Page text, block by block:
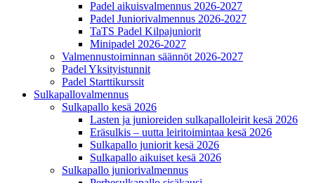
Padel aikuisvalmennus 2026-2027
Padel Juniorivalmennus 2026-2027
TaTS Padel Kilpajuniorit
Minipadel 2026-2027
Valmennustoiminnan säännöt 2026-2027
Padel Yksityistunnit
Padel Starttikurssit
Sulkapallovalmennus
Sulkapallo kesä 2026
Lasten ja junioreiden sulkapalloleirit kesä 2026
Eräsulkis – uutta leiritoimintaa kesä 2026
Sulkapallo juniorit kesä 2026
Sulkapallo aikuiset kesä 2026
Sulkapallo juniorivalmennus